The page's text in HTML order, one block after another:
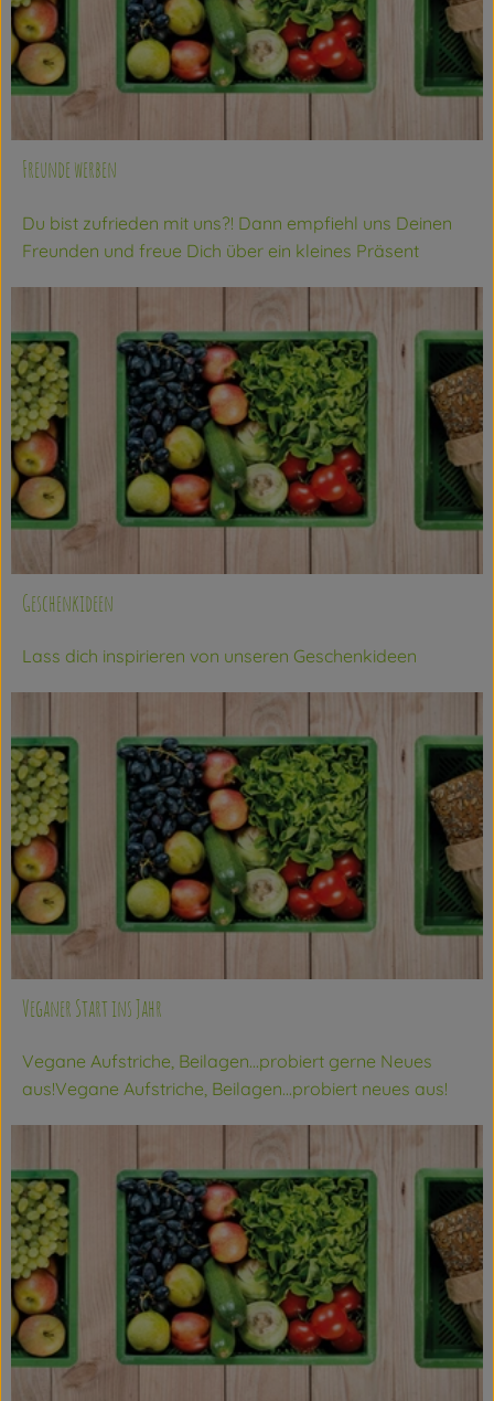
Freunde werben
Du bist zufrieden mit uns?! Dann empfiehl uns Deinen
Freunden und freue Dich über ein kleines Präsent
Geschenkideen
Lass dich inspirieren von unseren Geschenkideen
Veganer Start ins Jahr
Vegane Aufstriche, Beilagen...probiert gerne Neues
aus!Vegane Aufstriche, Beilagen...probiert neues aus!